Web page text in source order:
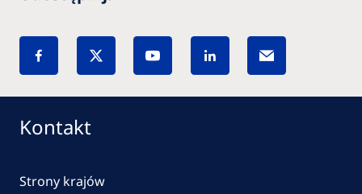
Kontakt
Strony krajów